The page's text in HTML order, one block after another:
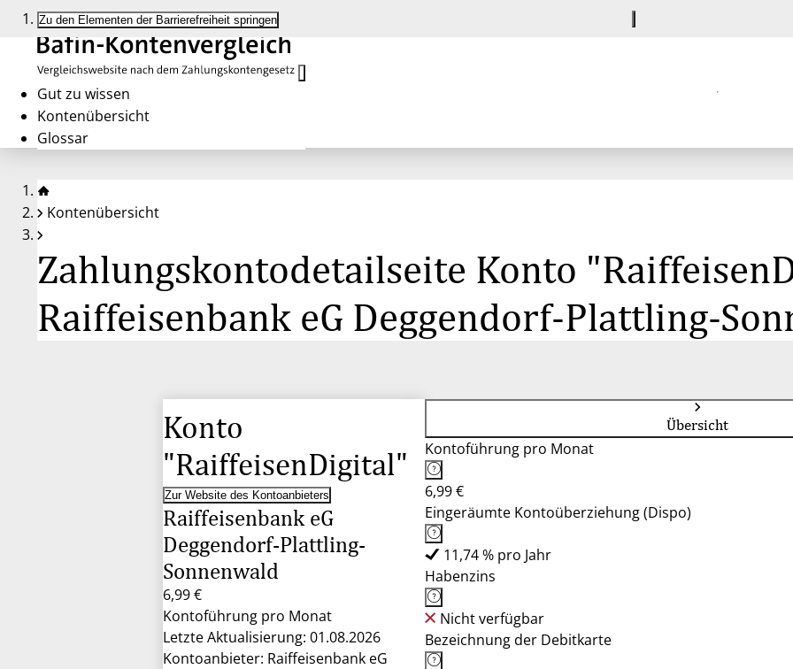
Zu den Elementen der Barrierefreiheit springen
Gut zu wissen
Kontenübersicht
Glossar
Kontenübersicht
Zahlungskontodetailseite Konto
Raiffeisenbank eG Deggendorf-Plattling-
Konto
"RaiffeisenDigital"
Zur Website des Kontoanbieters
Raiffeisenbank eG
Deggendorf-Plattling-
Sonnenwald
6,99 €
Kontoführung pro Monat
Letzte Aktualisierung: 01.08.2026
Kontoanbieter: Raiffeisenbank eG
Übersicht
Kontoführung pro Monat
6,99 €
Eingeräumte Kontoüberziehung (Dispo)
11,74 % pro Jahr
Habenzins
Nicht verfügbar
Bezeichnung der Debitkarte